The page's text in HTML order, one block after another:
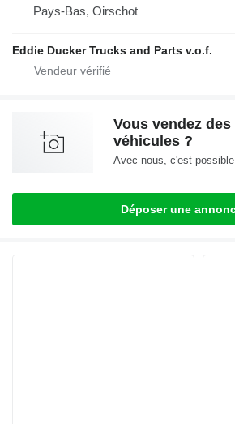
Pays-Bas, Oirschot
Eddie Ducker Trucks and Parts v.o.f.
Vous vendez
véhicules ?
Avec nous, c'est
Déposer une